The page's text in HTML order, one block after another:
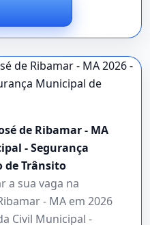
de Ribamar - MA
- Segurança
de Trânsito
a sua vaga na
- MA em 2026
Civil Municipal -